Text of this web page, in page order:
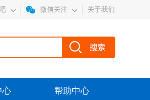
微信关注 关于我们
心 帮助中心